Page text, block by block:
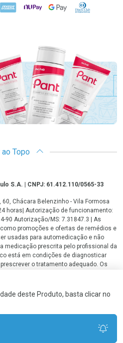
deste Produto, basta clicar no
AMEX NuPay Google PayDiners Club
Topo
S.A. | CNPJ: 61.412.110/0565-33
60, Chácara Belenzinho - Vila Formosa
horas| Autorização de funcionamento:
90 Autorização/MS: 7.31847.3 | As
promoções e ofertas de remédios e
usadas para automedicação e não
medicação prescrita pelo profissional da
está em condições de diagnosticar
o tratamento adequado. Os
meramente ilustrativas. *Preços e
no decorrer do dia. Antibióticos e
lojas físicas ou televendas. Portaria nº
Horário de funcionamento Central